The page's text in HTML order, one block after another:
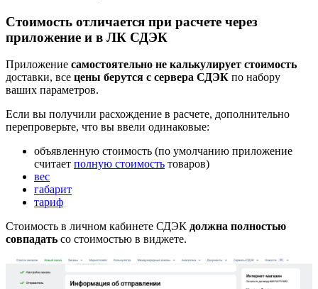
Стоимость отличается при расчете через
приложение и в ЛК СДЭК
Приложение самостоятельно не калькулирует стоимость
доставки, все цены берутся с сервера СДЭК по набору
ваших параметров.
Если вы получили расхождение в расчете, дополнительно
перепроверьте, что вы ввели одинаковые:
объявленную стоимость (по умолчанию приложение
считает полную стоимость товаров)
вес
габарит
тариф
Стоимость в личном кабинете СДЭК должна полностью
совпадать со стоимостью в виджете.